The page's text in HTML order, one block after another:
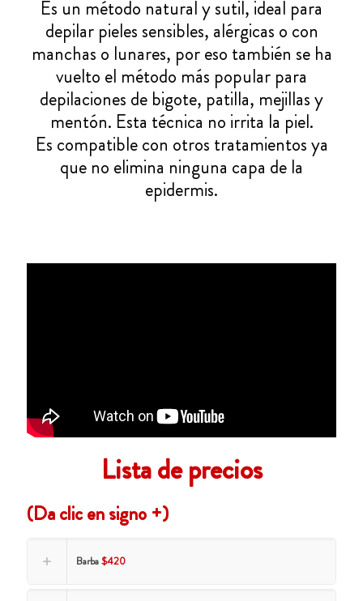
Es un método natural y sutil, ideal para
depilar pieles sensibles, alérgicas o con
manchas o lunares, por eso también se ha
vuelto el método más popular para
depilaciones de bigote, patilla, mejillas y
mentón. Esta técnica no irrita la piel.
Es compatible con otros tratamientos ya
que no elimina ninguna capa de la
epidermis.
Lista de precios
(Da clic en signo +)
Barba$420